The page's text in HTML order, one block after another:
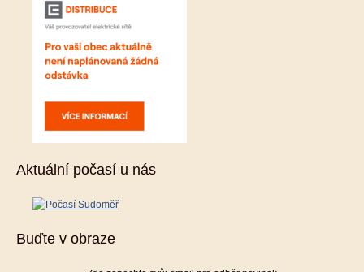
Aktuální počasí u nás
Buďte v obraze